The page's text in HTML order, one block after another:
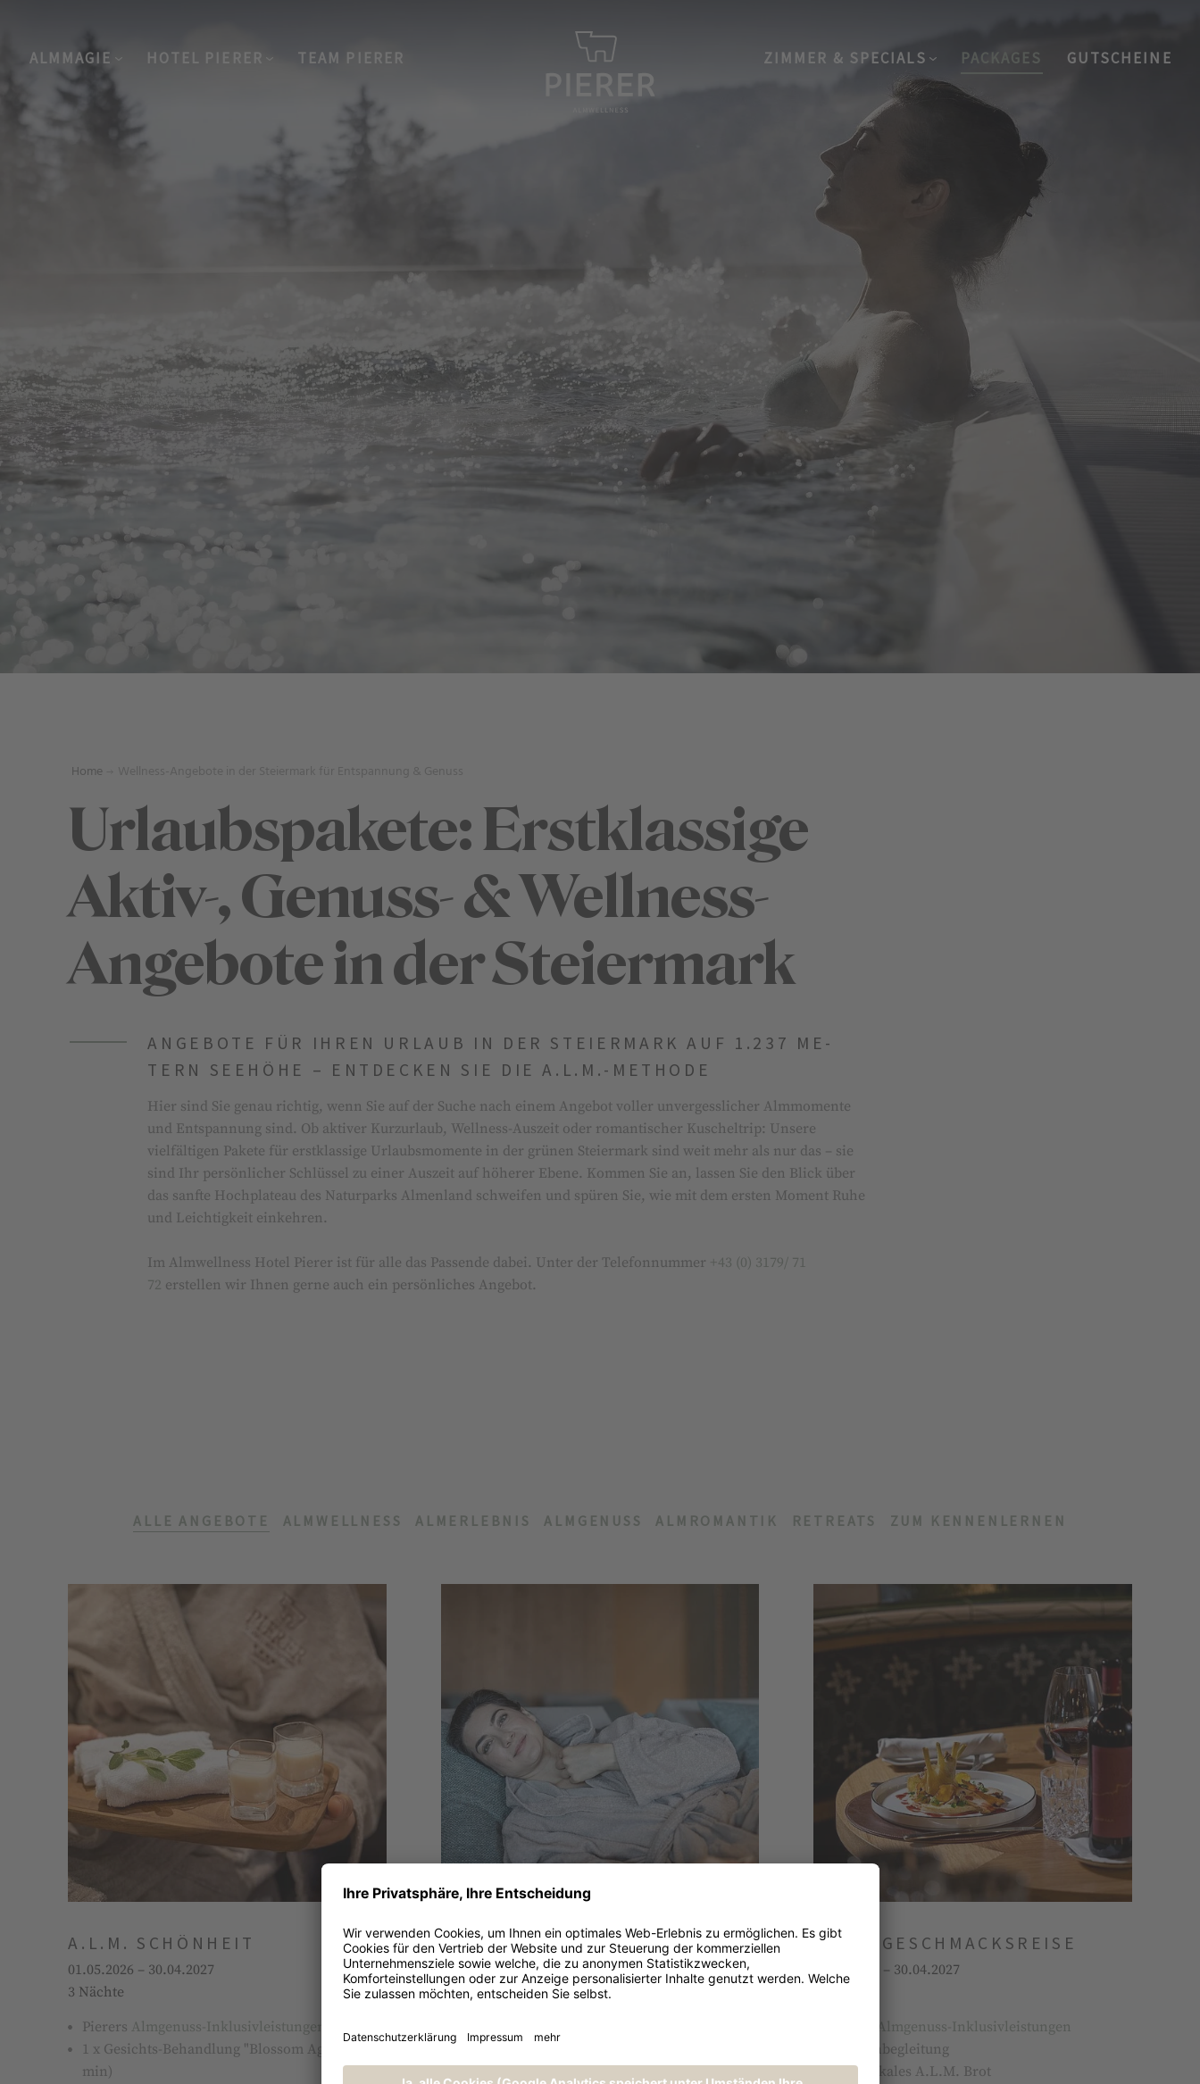
ALMMAGIE HOTEL PIERER TEAM PIERER ZIMMER & SPECIALS PACKAGES GUTSCHEINE
Home
Urlaubspakete: Erst­klas­si­ge
Aktiv-, Genuss- & Well­ness-
Angebote in der Steiermark
ANGEBOTE FÜR IHREN URLAUB IN DER STEIERMARK AUF 1.237 ME­
TERN SEEHÖHE – ENTDECKEN SIE DIE A.L.M.-METHODE
Hier sind Sie genau richtig, wenn Sie auf der Suche nach einem Angebot voller unvergesslicher Alm­mo­men­te
und Entspannung sind. Ob aktiver Kurz­ur­laub, Wellness-Auszeit oder romantischer Ku­schel­trip: Un­se­re
vielfältigen Pakete für erst­klas­si­ge Ur­laubs­mo­men­te in der grünen Stei­er­mark sind weit mehr als nur das – sie
sind Ihr per­sön­li­cher Schlüssel zu einer Auszeit auf höherer Ebene. Kommen Sie an, lassen Sie den Blick über
das sanfte Hochplateau des Na­tur­parks Almenland schwei­fen und spüren Sie, wie mit dem ersten Mo­ment Ru­he
und Leichtigkeit ein­keh­ren.
Im Almwellness Hotel Pierer ist für alle das Passende dabei. Unter der Telefonnummer +43 (0) 3179/ 71
72 erstellen wir Ihnen gerne auch ein persönliches Angebot.
ALLE ANGEBOTE ALMWELLNESS ALMERLEBNIS ALMGENUSS ALMROMANTIK RETREATS ZUM KENNENLERNEN
A.L.M. SCHÖNHEIT
01.05.2026 – 30.04.2027
3 Nächte
Pierers Almgenuss-Inklusivleistungen
1 x Gesichts-Behandlung "Blossom Ageless" (80
min)
A.L.M. REGENERATION
01.05.2026 – 30.04.2027
3 Nächte
1 x 7-Kräuter-Wohlfühlmassage (50 min)
A.L.M. GESCHMACKSREISE
01.05.2026 – 30.04.2027
Almgenuss-Inklusivleistungen
1 x Weinbegleitung
1 x rustikales A.L.M. Brot